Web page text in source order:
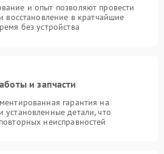
и опыт позволяют провести
восстановление в кратчайшие
без устройства
и запчасти
гарантия на
детали, что
неисправностей